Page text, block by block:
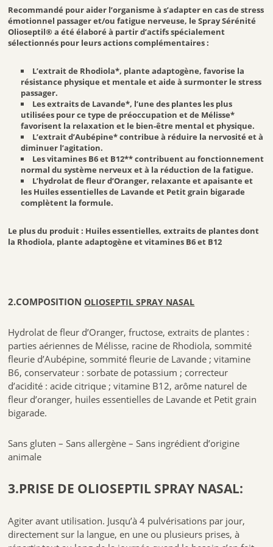
Sans gluten – Sans allergène – Sans ingrédient d’origine animale
3.PRISE DE OLIOSEPTIL SPRAY NASAL:
sur la langue, en une ou plusieurs prises, à répartir tout au long de la
journée quand le besoin s’en fait sentir.
4 .Recommandations :
Recommandations :A conserver hors de la portée des enfants, à
l’abri de la chaleur et de l’humidité. Déconseillé aux enfants et aux
femmes enceintes ou allaitantes. Déconseillé en cas de traitement anti-
hypertenseur. Demander conseil à un professionnel de santé en cas
d’hypotension artérielle ou de migraines. A consommer dans le cadre
d’une alimentation variée et équilibrée, et d’un mode de vie sain. Il est
recommandé de ne pas dépasser le dosage conseillé. A consommer de
préférence avant fin : voir sous l’étui.
indiquée sur l’étiquette et l’emballage extérieur. La date de péremption
fait référence au dernier jour de ce mois. Nous recommandons donc
Flacon spray de 20 ml
Réf :3700225603723
Recommandé pour aider l’organisme à s’adapter en cas de stress
émotionnel passager et/ou fatigue nerveuse, le Spray Sérénité
Olioseptil® a été élaboré à partir d’actifs spécialement
sélectionnés pour leurs actions complémentaires :
L’extrait de Rhodiola*, plante adaptogène, favorise la
résistance physique et mentale et aide à surmonter le stress
passager.
Les extraits de Lavande*, l’une des plantes les plus
utilisées pour ce type de préoccupation et de Mélisse*
favorisent la relaxation et le bien-être mental et physique.
L’extrait d’Aubépine* contribue à réduire la nervosité et à
diminuer l’agitation.
Les vitamines B6 et B12** contribuent au fonctionnement
normal du système nerveux et à la réduction de la fatigue.
L’hydrolat de fleur d’Oranger, relaxante et apaisante et
les Huiles essentielles de Lavande et Petit grain bigarade
complètent la formule.
Le plus du produit : Huiles essentielles, extraits de plantes dont
la Rhodiola, plante adaptogène et vitamines B6 et B12
2.COMPOSITIONOLIOSEPTIL SPRAY NASAL
Hydrolat de fleur d’Oranger, fructose, extraits de plantes :
parties aériennes de Mélisse, racine de Rhodiola, sommité
fleurie d’Aubépine, sommité fleurie de Lavande ; vitamine
B6, conservateur : sorbate de potassium ; correcteur
d’acidité : acide citrique ; vitamine B12, arôme naturel de
fleur d’oranger, huiles essentielles de Lavande et Petit grain
bigarade.
Sans gluten – Sans allergène – Sans ingrédient d’origine
animale
3.PRISE DE OLIOSEPTIL SPRAY NASAL:
Agiter avant utilisation. Jusqu’à 4 pulvérisations par jour,
directement sur la langue, en une ou plusieurs prises, à